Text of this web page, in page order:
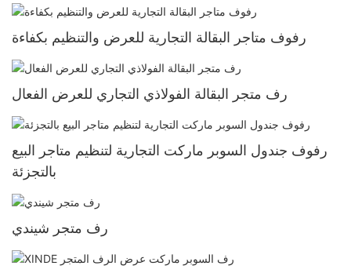
رفوف متاجر البقالة التجارية للعرض والتنظيم بكفاءة
رف متجر البقالة الفولاذي التجاري للعرض الفعال
رفوف جندول السوبر ماركت التجارية لتنظيم متاجر البيع
بالتجزئة
رف متجر شيندي